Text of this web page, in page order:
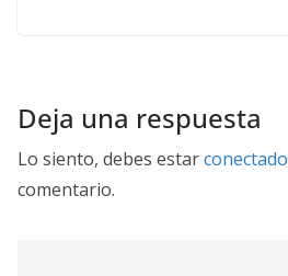
Deja una respuesta
Lo siento, debes estarconectado
comentario.